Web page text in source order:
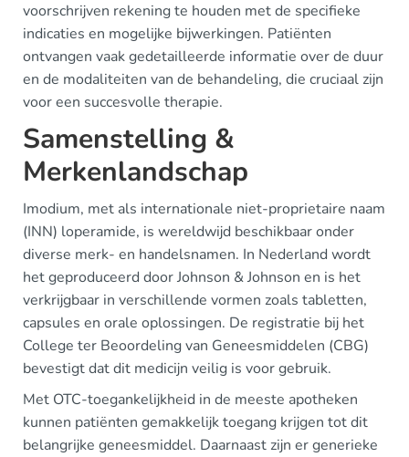
voorschrijven rekening te houden met de specifieke
indicaties en mogelijke bijwerkingen. Patiënten
ontvangen vaak gedetailleerde informatie over de duur
en de modaliteiten van de behandeling, die cruciaal zijn
voor een succesvolle therapie.
Samenstelling &
Merkenlandschap
Imodium, met als internationale niet-proprietaire naam
(INN) loperamide, is wereldwijd beschikbaar onder
diverse merk- en handelsnamen. In Nederland wordt
het geproduceerd door Johnson & Johnson en is het
verkrijgbaar in verschillende vormen zoals tabletten,
capsules en orale oplossingen. De registratie bij het
College ter Beoordeling van Geneesmiddelen (CBG)
bevestigt dat dit medicijn veilig is voor gebruik.
Met OTC-toegankelijkheid in de meeste apotheken
kunnen patiënten gemakkelijk toegang krijgen tot dit
belangrijke geneesmiddel. Daarnaast zijn er generieke